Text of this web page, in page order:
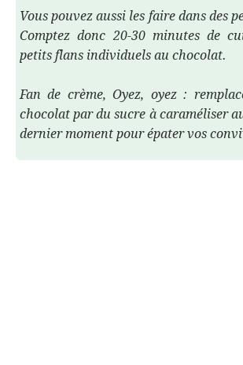
Vous pouvez aussi les faire dans des
Comptez donc 20-30 minutes de
petits flans individuels au chocolat.
Fan de crème, Oyez, oyez :
chocolat par du sucre à caraméliser
dernier moment pour épater vos